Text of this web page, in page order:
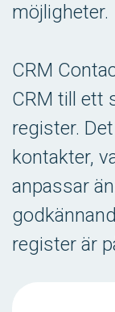
möjligheter.
CRM
CRM till ett
register.
kontakter,
anpassar
register är